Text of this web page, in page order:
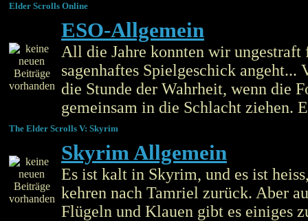
Elder Scrolls Online
ESO-Allgemein
All die Jahre konnten wir ungestraft
sagenhaftes Spielgeschick angeht...
die Stunde der Wahrheit, wenn die
gemeinsam in die Schlacht ziehen.
The Elder Scrolls V: Skyrim
Skyrim Allgemein
Es ist kalt in Skyrim, und es ist
kehren nach Tamriel zurück. Aber
Flügeln und Klauen gibt es einiges